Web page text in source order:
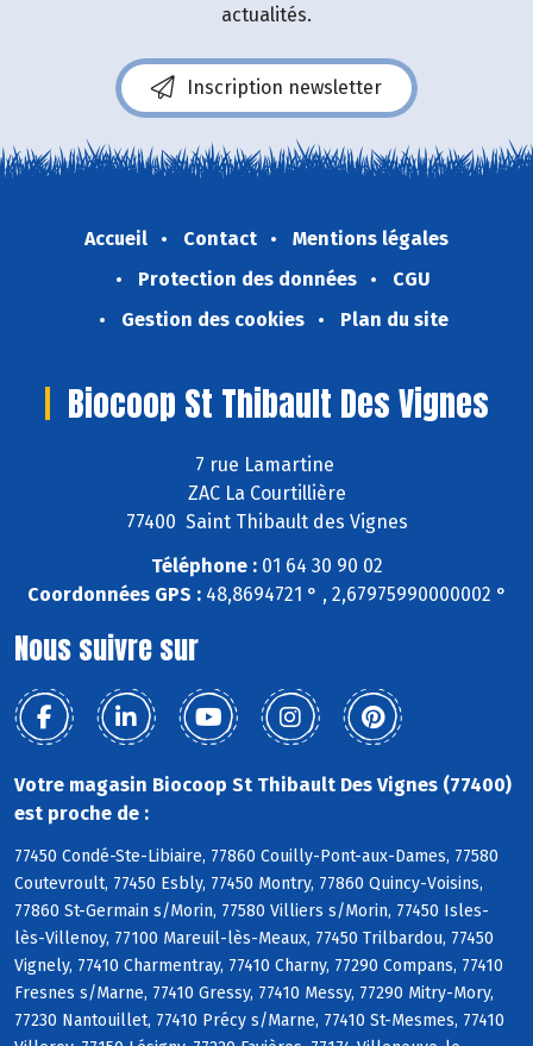
actualités.
Inscription newsletter
Accueil Contact
Mentions légales
Protection des données
CGU
Gestion des cookies
Plan du site
Biocoop St Thibault Des Vignes
7 rue Lamartine
ZAC La Courtillière
77400 Saint Thibault des Vignes
Téléphone :01 64 30 90 02
Coordonnées GPS :48,8694721 ° , 2,67975990000002 °
Nous suivre sur
Votre magasin Biocoop St Thibault Des Vignes (77400)
est proche de :
77450 Condé-Ste-Libiaire, 77860 Couilly-Pont-aux-Dames, 77580
Coutevroult, 77450 Esbly, 77450 Montry, 77860 Quincy-Voisins,
77860 St-Germain s/Morin, 77580 Villiers s/Morin, 77450 Isles-
lès-Villenoy, 77100 Mareuil-lès-Meaux, 77450 Trilbardou, 77450
Vignely, 77410 Charmentray, 77410 Charny, 77290 Compans, 77410
Fresnes s/Marne, 77410 Gressy, 77410 Messy, 77290 Mitry-Mory,
77230 Nantouillet, 77410 Précy s/Marne, 77410 St-Mesmes, 77410